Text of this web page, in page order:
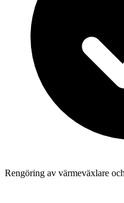
Rengöring av värmeväxlare